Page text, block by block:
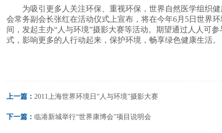
为吸引更多人关注环保、重视环保，世界自然医学组织健
会常务副会长张红在活动仪式上宣布，将在今年6月5日世界
间，发起主办“人与环境”摄影大赛等活动。期望通过人人可参
式，影响更多的人行动起来，保护环境，畅享绿色健康生活。
上一篇： 2011上海世界环境日“人与环境”摄影大赛
下一篇： 临港新城举行“世界康博会”项目说明会